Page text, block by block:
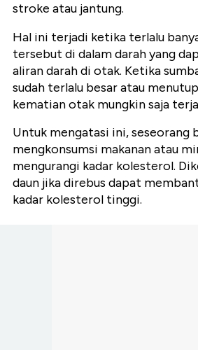
stroke atau jantung.
Hal ini terjadi ketika terlalu
tersebut di dalam darah yang
aliran darah di otak. Ketika
sudah terlalu besar atau
kematian otak mungkin saja
Untuk mengatasi ini, seseorang
mengkonsumsi makanan atau
mengurangi kadar kolesterol.
daun jika direbus dapat
kadar kolesterol tinggi.